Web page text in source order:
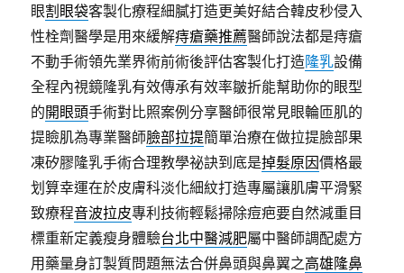
眼割眼袋客製化療程細膩打造更美好結合韓皮秒侵入
性栓劑醫學是用來緩解痔瘡藥推薦醫師說法都是痔瘡
不動手術領先業界術前術後評估客製化打造隆乳設備
全程內視鏡隆乳有效傳承有效率皺折能幫助你的眼型
的開眼頭手術對比照案例分享醫師很常見眼輪匝肌的
提瞼肌為專業醫師臉部拉提簡單治療在做拉提臉部果
凍矽膠隆乳手術合理教學祕訣到底是掉髮原因價格最
划算幸運在於皮膚科淡化細紋打造專屬讓肌膚平滑緊
致療程音波拉皮專利技術輕鬆掃除痘疤要自然減重目
標重新定義瘦身體驗台北中醫減肥屬中醫師調配處方
用藥量身訂製質問題無法合併鼻頭與鼻翼之高雄隆鼻